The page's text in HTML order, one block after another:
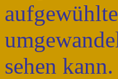
sehen